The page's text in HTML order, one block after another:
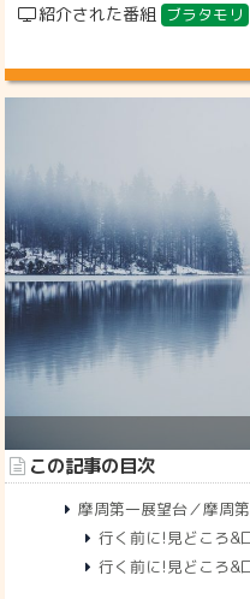
紹介された番組 ブラタモリ
この記事の目次
摩周第一展望台／摩周
行く前に!見どころ&
行く前に!見どころ&